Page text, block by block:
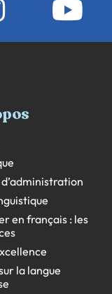
en français : les
la langue